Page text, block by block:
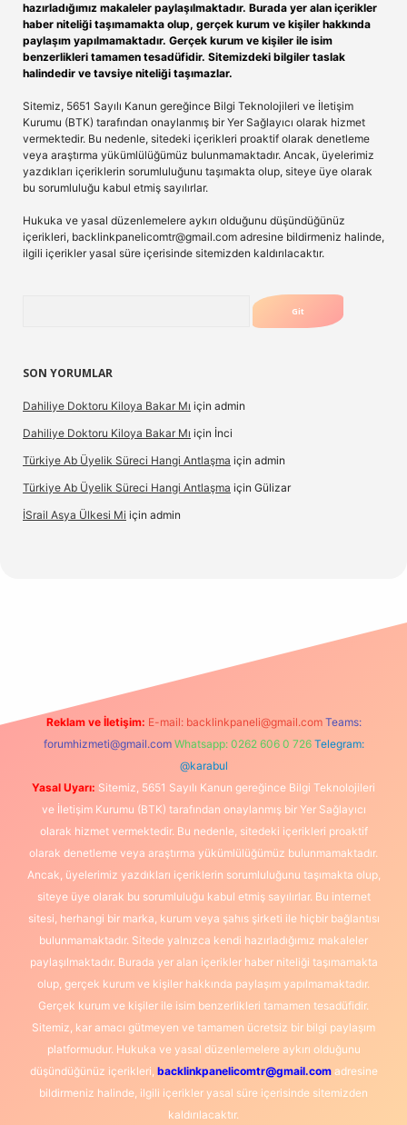
hazırladığımız makaleler paylaşılmaktadır. Burada yer alan içerikler
haber niteliği taşımamakta olup, gerçek kurum ve kişiler hakkında
paylaşım yapılmamaktadır. Gerçek kurum ve kişiler ile isim
benzerlikleri tamamen tesadüfidir. Sitemizdeki bilgiler taslak
halindedir ve tavsiye niteliği taşımazlar.
Sitemiz, 5651 Sayılı Kanun gereğince Bilgi Teknolojileri ve İletişim
Kurumu (BTK) tarafından onaylanmış bir Yer Sağlayıcı olarak hizmet
vermektedir. Bu nedenle, sitedeki içerikleri proaktif olarak denetleme
veya araştırma yükümlülüğümüz bulunmamaktadır. Ancak, üyelerimiz
yazdıkları içeriklerin sorumluluğunu taşımakta olup, siteye üye olarak
bu sorumluluğu kabul etmiş sayılırlar.
Hukuka ve yasal düzenlemelere aykırı olduğunu düşündüğünüz
içerikleri, backlinkpanelicomtr@gmail.com adresine bildirmeniz halinde,
ilgili içerikler yasal süre içerisinde sitemizden kaldırılacaktır.
SON YORUMLAR
Dahiliye Doktoru Kiloya Bakar Mı için admin
Dahiliye Doktoru Kiloya Bakar Mı için İnci
Türkiye Ab Üyelik Süreci Hangi Antlaşma için admin
Türkiye Ab Üyelik Süreci Hangi Antlaşma için Gülizar
İSrail Asya Ülkesi Mi için admin
Reklam ve İletişim: E-mail: backlinkpaneli@gmail.com Teams:
forumhizmeti@gmail.com Whatsapp: 0262 606 0 726 Telegram:
@karabul
Yasal Uyarı: Sitemiz, 5651 Sayılı Kanun gereğince Bilgi Teknolojileri
ve İletişim Kurumu (BTK) tarafından onaylanmış bir Yer Sağlayıcı
olarak hizmet vermektedir. Bu nedenle, sitedeki içerikleri proaktif
olarak denetleme veya araştırma yükümlülüğümüz bulunmamaktadır.
Ancak, üyelerimiz yazdıkları içeriklerin sorumluluğunu taşımakta olup,
siteye üye olarak bu sorumluluğu kabul etmiş sayılırlar. Bu internet
sitesi, herhangi bir marka, kurum veya şahıs şirketi ile hiçbir bağlantısı
bulunmamaktadır. Sitede yalnızca kendi hazırladığımız makaleler
paylaşılmaktadır. Burada yer alan içerikler haber niteliği taşımamakta
olup, gerçek kurum ve kişiler hakkında paylaşım yapılmamaktadır.
Gerçek kurum ve kişiler ile isim benzerlikleri tamamen tesadüfidir.
Sitemiz, kar amacı gütmeyen ve tamamen ücretsiz bir bilgi paylaşım
platformudur. Hukuka ve yasal düzenlemelere aykırı olduğunu
düşündüğünüz içerikleri, backlinkpanelicomtr@gmail.comadresine
bildirmeniz halinde, ilgili içerikler yasal süre içerisinde sitemizden
kaldırılacaktır.